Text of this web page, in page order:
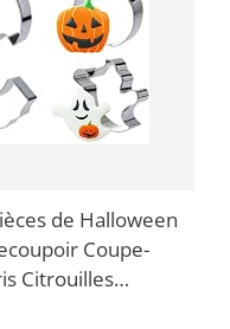
de Halloween
Coupe-
Citrouilles